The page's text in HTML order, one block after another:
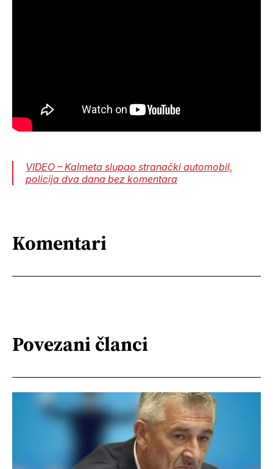
VIDEO – Kalmeta slupao stranački automobil,
policija dva dana bez komentara
Komentari
Povezani članci